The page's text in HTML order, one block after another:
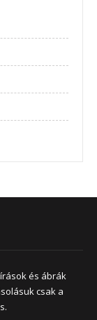
és ábrák
csak a